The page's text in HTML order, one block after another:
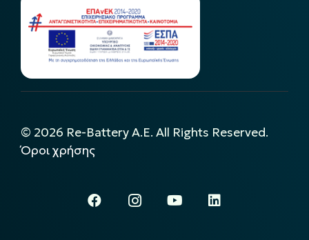
© 2026 Re-Battery A.E. All Rights Reserved.
Όροι χρήσης